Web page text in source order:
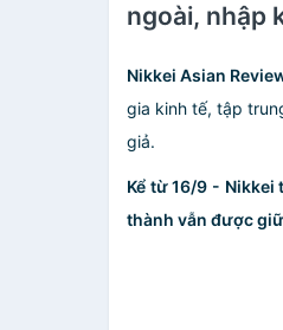
ngoài, nhập
Nikkei Asian
gia kinh tế, tập
giả.
Kể từ 16/9 -
thành vẫn được